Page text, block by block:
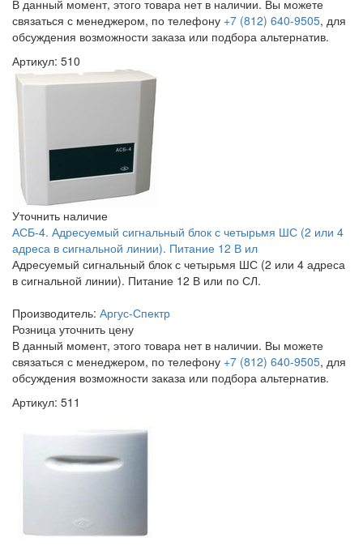
В данный момент, этого товара нет в наличии. Вы можете
связаться с менеджером, по телефону +7 (812) 640-9505, для
обсуждения возможности заказа или подбора альтернатив.
Артикул: 510
Уточнить наличие
АСБ-4. Адресуемый сигнальный блок с четырьмя ШС (2 или 4
адреса в сигнальной линии). Питание 12 В ил
Адресуемый сигнальный блок с четырьмя ШС (2 или 4 адреса
в сигнальной линии). Питание 12 В или по СЛ.
Производитель: Аргус-Спектр
Розница уточнить цену
В данный момент, этого товара нет в наличии. Вы можете
связаться с менеджером, по телефону +7 (812) 640-9505, для
обсуждения возможности заказа или подбора альтернатив.
Артикул: 511